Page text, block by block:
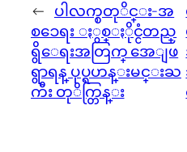
← ပါလက္စတုိင္း-အ
စၥေရး ႏွစ္ႏိုင္ငံတည္
ရွိေရးအတြက္ အေျဖ
ရွာရန္ ပုပ္ရဟန္းမင္းႀ
ကီး တုိက္တြန္း